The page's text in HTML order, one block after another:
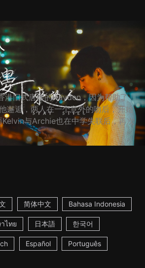
港旧式唐楼的Hayden，因为帮助了
邂逅，两人在一个意外的吻后，开始
与Archie也在中学失联后，再次
简体中文 Bahasa Indonesia
ไทย 日本語 한국어
Español Português